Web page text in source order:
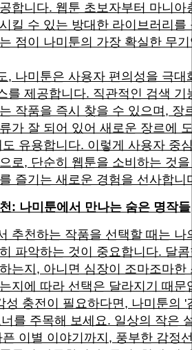
합니다. 웹툰 초보자부터 마니아
킬 수 있는 방대한 라이브러리를
점이 나미툰의 가장 확실한 무
, 나미툰은 사용자 편의성을 극대
를 제공합니다. 직관적인 검색 기
작품을 즉시 찾을 수 있으며, 장
가 잘 되어 있어 새로운 장르에
유용합니다. 이렇게 사용자 중
로, 단순히 웹툰을 소비하는 것
즐기는 새로운 경험을 선사합니
: 나미툰에서 만나는 숨은 명작들
추천하는 작품을 선택할 때는 나
파악하는 것이 중요합니다. 달
는지, 아니면 심장이 조마조마한
지에 따라 선택은 달라지기 때문
성 충전이 필요하다면, 나미툰의 '
를 주목해 보세요. 일상의 작은
이별 이야기까지, 풍부한 감정